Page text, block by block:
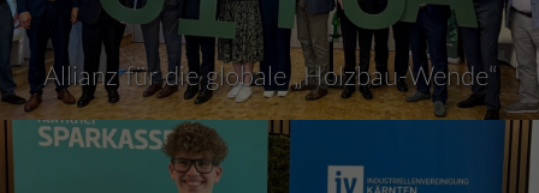
Allianz für die globale „Holzbau-Wende“